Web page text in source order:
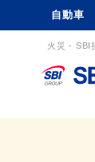
自動車
火災 - SBI